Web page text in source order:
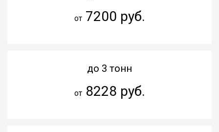
от7200 руб.
до 3 тонн
от8228 руб.